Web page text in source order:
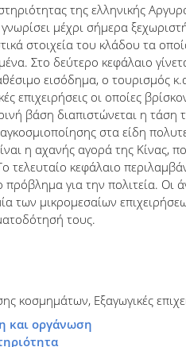
της ελληνικής
μέχρι σήμερα
στοιχεία του κλάδου τα
Στο δεύτερο κεφάλαιο
εισόδημα, ο τουρισμός
επιχειρήσεις οι οποίες
βάση διαπιστώνεται η
στα είδη
η αχανής αγορά της Κίνας,
τελευταίο κεφάλαιο
για την πολιτεία.
των μικρομεσαίων
τους.
κοσμημάτων, Εξαγωγικές
και οργάνωση